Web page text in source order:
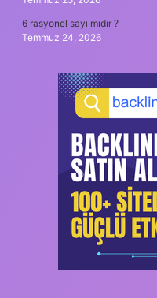
6 rasyonel sayı mıdır ?
Temmuz 24, 2026